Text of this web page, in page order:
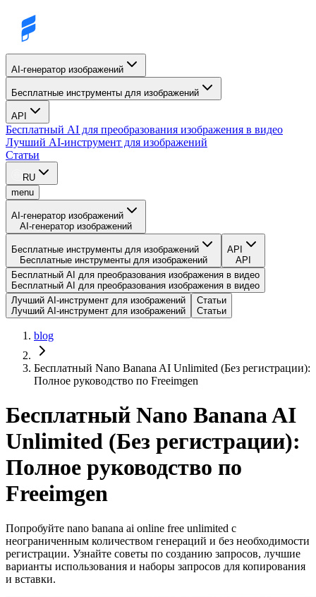
AI-генератор изображений
Бесплатные инструменты для изображений
API
Бесплатный AI для преобразования изображения в видео
Лучший AI-инструмент для изображений
Статьи
RU
menu
AI-генератор изображений
AI-генератор изображений
Бесплатные инструменты для изображений
Бесплатные инструменты для изображений
API
API
Бесплатный AI для преобразования изображения в видео
Бесплатный AI для преобразования изображения в видео
Лучший AI-инструмент для изображений
Лучший AI-инструмент для изображений
Статьи
Статьи
blog
Бесплатный Nano Banana AI Unlimited (Без регистрации):
Полное руководство по Freeimgen
Бесплатный Nano Banana AI
Unlimited (Без регистрации):
Полное руководство по
Freeimgen
Попробуйте nano banana ai online free unlimited с
неограниченным количеством генераций и без необходимости
регистрации. Узнайте советы по созданию запросов, лучшие
варианты использования и наборы запросов для копирования
и вставки.